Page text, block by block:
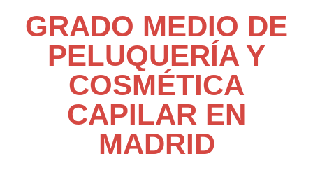
GRADO MEDIO DE
PELUQUERÍA Y
COSMÉTICA
CAPILAR EN
MADRID